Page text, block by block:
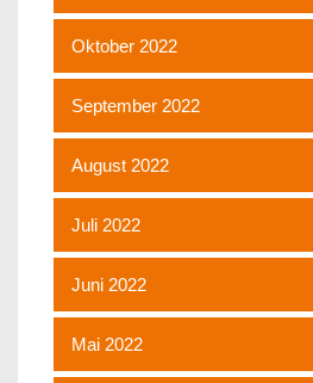
Oktober 2022
September 2022
August 2022
Juli 2022
Juni 2022
Mai 2022